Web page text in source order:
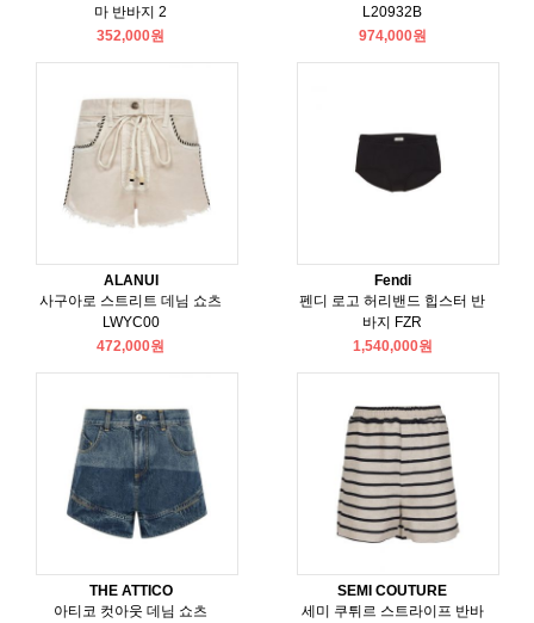
마 반바지 2
352,000원
L20932B
974,000원
ALANUI
사구아로 스트리트 데님 쇼츠
LWYC00
472,000원
Fendi
펜디 로고 허리밴드 힙스터 반
바지 FZR
1,540,000원
THE ATTICO
아티코 컷아웃 데님 쇼츠
SEMI COUTURE
세미 쿠튀르 스트라이프 반바